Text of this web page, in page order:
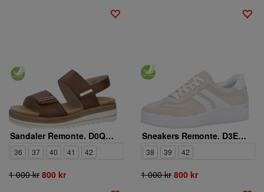
Sandaler Remonte. D0Q59-24
36 37 40 41 42
1 000 kr 800 kr
Sneakers Remonte. D3E00-60
38 39 42
1 000 kr 800 kr